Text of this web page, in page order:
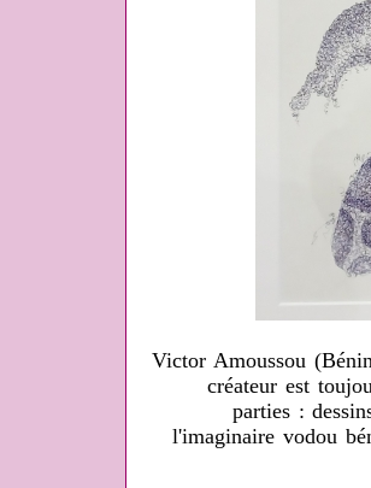
Victor Amoussou
créateur est
parties :
l'imaginaire vodou